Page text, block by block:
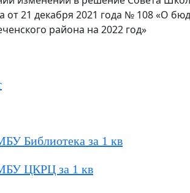
от 21 декабря 2021 года № 108 «О
района на 2022 год»
Библиотека за 1 кв
МБУ ЦКРЦ за 1 кв